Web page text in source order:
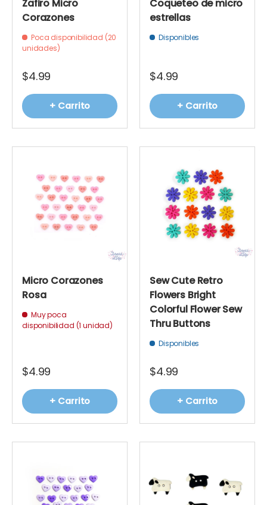
Zafiro Micro
Corazones
Poca disponibilidad (20
unidades)
$4.99
+ Carrito
Coqueteo de micro
estrellas
Disponibles
$4.99
+ Carrito
Micro Corazones
Rosa
Muy poca
disponibilidad (1 unidad)
$4.99
+ Carrito
Sew Cute Retro
Flowers Bright
Colorful Flower Sew
Thru Buttons
Disponibles
$4.99
+ Carrito